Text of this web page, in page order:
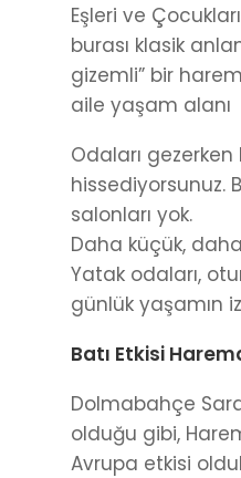
Eşleri ve
burası klasik
gizemli” bir
aile yaşam alanı
Odaları
hissediyorsunuz.
salonları yok.
Daha küçük,
Yatak odaları,
günlük yaşamın
Batı Etkisi
Dolmabahçe
olduğu gibi,
Avrupa etkisi